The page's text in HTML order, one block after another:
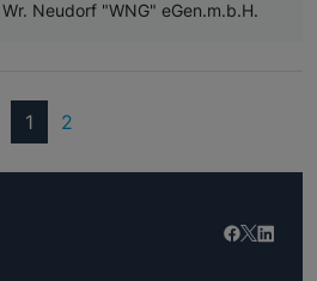
Neu­dorf "WNG" eGen.m.b.H.
1 (current)
2